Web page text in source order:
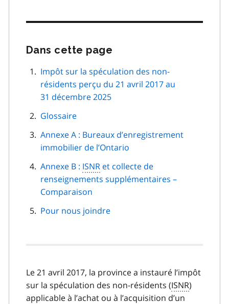
Dans cette page
navigation
page
Impôt sur la spéculation des non-
résidents perçu du 21 avril 2017 au
31 décembre 2025
Glossaire
Annexe A : Bureaux d’enregistrement
immobilier de l’Ontario
Annexe B : ISNR et collecte de
renseignements supplémentaires –
Comparaison
Pour nous joindre
Le 21 avril 2017, la province a instauré l’impôt
sur la spéculation des non-résidents (ISNR)
applicable à l’achat ou à l’acquisition d’un